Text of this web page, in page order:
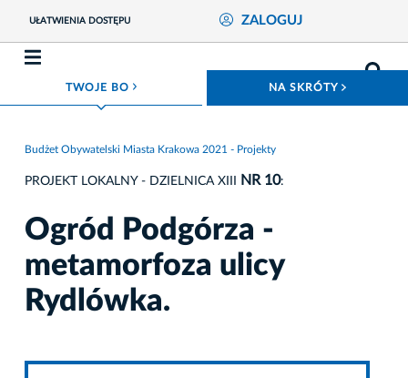
UŁATWIENIA DOSTĘPU ZALOGUJ
TWOJE BO ROZWIŃ MENU NA SKRÓTY
Budżet Obywatelski Miasta Krakowa 2021 - Projekty
PROJEKT LOKALNY - DZIELNICA XIII NR 10:
Ogród Podgórza -
metamorfoza ulicy
Rydlówka.